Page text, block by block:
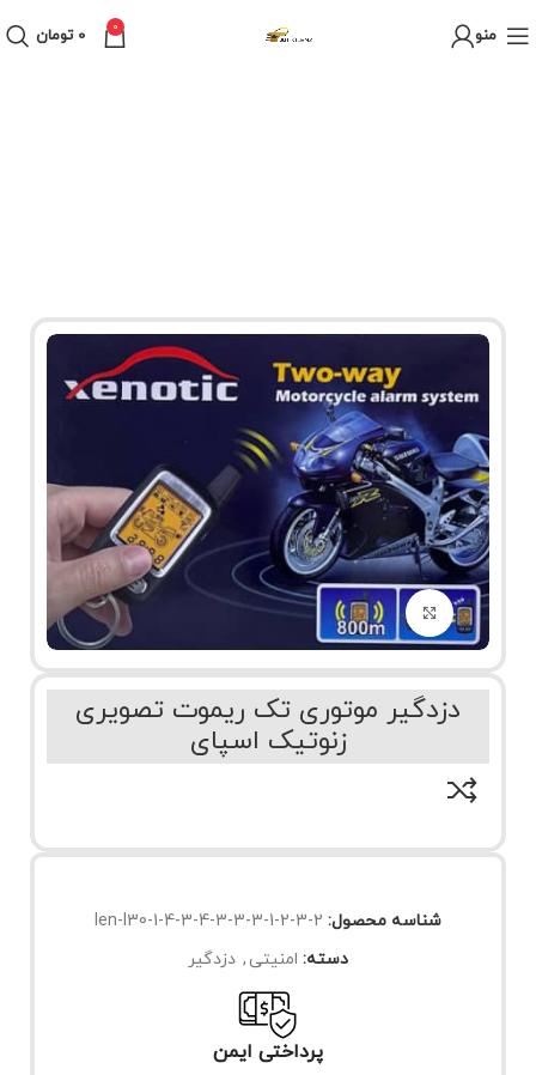
منو 0
0 تومان
برای بزرگنمایی کلیک کنید
دزدگیر موتوری تک ریموت تصویری
زنوتیک اسپای
شناسه محصول: len-l30-1-4-3-4-3-3-3-1-2-3-2
دسته: امنیتی , دزدگیر
پرداختی ایمن